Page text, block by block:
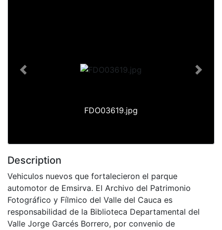
FDO03619.jpg
Previous Next
Description
Vehiculos nuevos que fortalecieron el parque
automotor de Emsirva. El Archivo del Patrimonio
Fotográfico y Fílmico del Valle del Cauca es
responsabilidad de la Biblioteca Departamental del
Valle Jorge Garcés Borrero, por convenio de